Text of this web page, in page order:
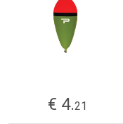
€ 4.21